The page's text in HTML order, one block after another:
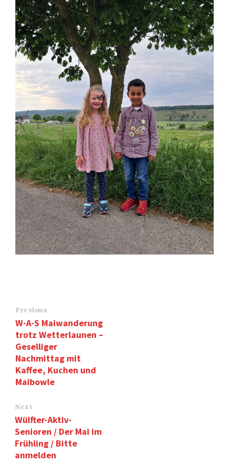
Previous
W-A-S Maiwanderung
trotz Wetterlaunen –
Geselliger
Nachmittag mit
Kaffee, Kuchen und
Maibowle
Next
Wülfter-Aktiv-
Senioren / Der Mai im
Frühling / Bitte
anmelden